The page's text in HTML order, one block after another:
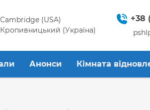
Cambridge (USA)
Кропивницький (Україна)
+38
Анонси Кімната